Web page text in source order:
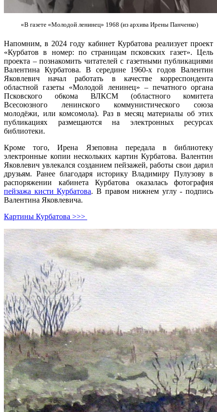
«В газете «Молодой ленинец» 1968 (из архива Ирены Панченко)
Напомним, в 2024 году кабинет Курбатова реализует проект
«Курбатов в номер: по страницам псковских газет». Цель
проекта – познакомить читателей с газетными публикациями
Валентина Курбатова. В середине 1960-х годов Валентин
Яковлевич начал работать в качестве корреспондента
областной газеты «Молодой ленинец» – печатного органа
Псковского обкома ВЛКСМ (областного комитета
Всесоюзного ленинского коммунистического союза
молодёжи, или комсомола). Раз в месяц материалы об этих
публикациях размещаются на электронных ресурсах
библиотеки.
Кроме того, Ирена Язеповна передала в библиотеку
электронные копии нескольких картин Курбатова. Валентин
Яковлевич увлекался созданием пейзажей, работы свои дарил
друзьям. Ранее благодаря историку Владимиру Пулузову в
распоряжении кабинета Курбатова оказалась фотография
пейзажа кисти Курбатова. В правом нижнем углу - подпись
Валентина Яковлевича.
Картины Курбатова >>>